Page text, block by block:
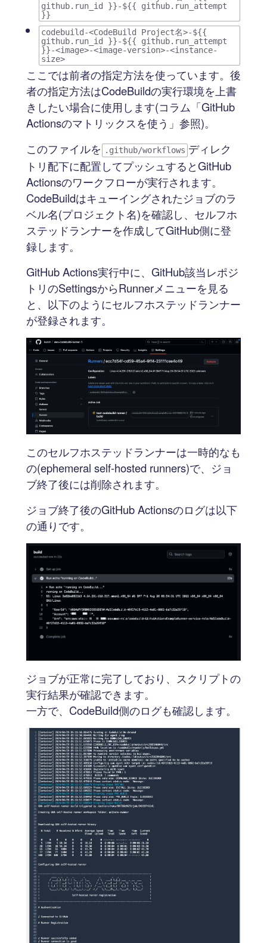
github.run_id }}-${{ github.run_attempt
}}
codebuild-<CodeBuild Project名>-${{
github.run_id }}-${{ github.run_attempt
}}-<image>-<image-version>-<instance-
size>
ここでは前者の指定方法を使っています。後
者の指定方法はCodeBuildの実行環境を上書
きしたい場合に使用します(コラム「GitHub
Actionsのマトリックスを使う」参照)。
このファイルを
.github/workflows ディレク
トリ配下に配置してプッシュするとGitHub
Actionsのワークフローが実行されます。
CodeBuildはキューイングされたジョブのラ
ベル名(プロジェクト名)を確認し、セルフホ
ステッドランナーを作成してGitHub側に登
録します。
GitHub Actions実行中に、GitHub該当レポジ
トリのSettingsからRunnerメニューを見る
と、以下のようにセルフホステッドランナー
が登録されます。
このセルフホステッドランナーは一時的なも
の(ephemeral self-hosted runners)で、ジョ
ブ終了後には削除されます。
ジョブ終了後のGitHub Actionsのログは以下
の通りです。
ジョブが正常に完了しており、スクリプトの
実行結果が確認できます。
一方で、CodeBuild側のログも確認します。